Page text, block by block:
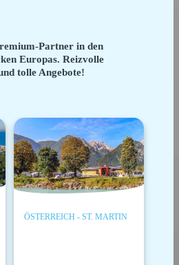
Partner in den
Europas. Reizvolle
tolle Angebote!
ÖSTERREICH - ST. MARTIN